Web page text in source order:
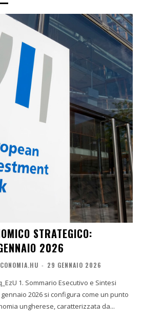
STRATEGICO:
2026
- 29 GENNAIO 2026
e Sintesi
ungherese, caratterizzata da...